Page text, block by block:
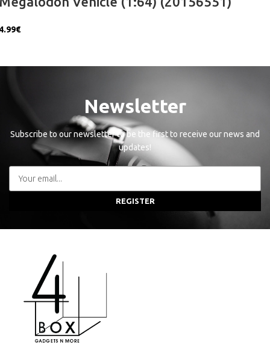
€
Newsletter
Subscribe to our newsletter to be the first to receive our news and
updates!
REGISTER